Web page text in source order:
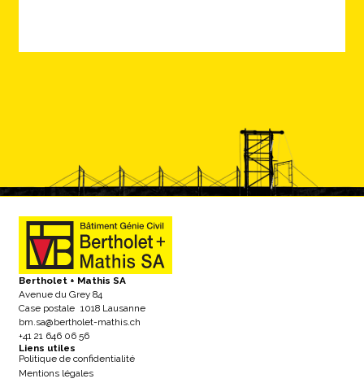
Bertholet + Mathis SA
Avenue du Grey 84
Case postale 1018 Lausanne
bm.sa@bertholet-mathis.ch
+41 21 646 06 56
Liens utiles
Politique de confidentialité
Mentions légales